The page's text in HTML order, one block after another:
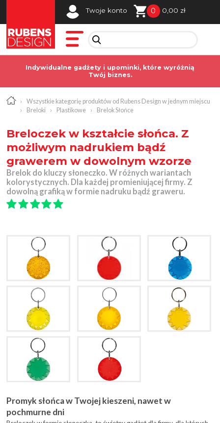
Twoje konto 0 0,00 zł
Indywidualne gadżety i upominki, które wyróżnią
Twój biznes.
›
Wszystkie kategorię produktów od Rubens Design w jednym miejscu
›
Breloki › Plastikowe › Brelok Słońce
Breloczek w kształcie słońca. Z
możliwym nadrukiem bądź
grawerem w dowolnym wzorze
Brelok do kluczy słoneczko. W różnych wariantach
kolorystycznych. Dla każdej promieniującej firmy. Z
dowolną grafiką w formie nadruku bądź graweru.
Promyk słońca w Twojej kieszeni, nawet w
pochmurne dni